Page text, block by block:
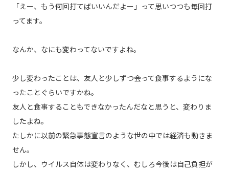
「えー、もう何回打てばいいんだよー」って思いつつも毎回打
ってます。
なんか、なにも変わってないですよね。
少し変わったことは、友人と少しずつ会って食事するようにな
ったことぐらいですかね。
友人と食事することもできなかったんだなと思うと、変わりま
したよね。
たしかに以前の緊急事態宣言のような世の中では経済も動きま
せん。
しかし、ウイルス自体は変わりなく、むしろ今後は自己負担が